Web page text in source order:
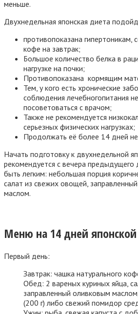
меньше.
Двухнедельная японская диета
противопоказана гипертоникам,
кофе на завтрак;
Большое количество белка в
нагрузке на почки;
Противопоказана кормящим
Тем, у кого есть хронические
соблюдения лечебногопитания
посоветоваться с врачом;
Также не рекомендуется
серьезных физических нагрузках;
Продолжать её более 14 дней
Начать подготовку к двухнедельной
рекомендуется с вечера
быть легким: небольшая порция
салат из свежих овощей,
маслом.
Меню на 14 дней
Первый день:
Завтрак: чашка натурального
Обед: 2 вареных куриных яйца,
заправленный оливковым
(200 г) либо свежий помидор